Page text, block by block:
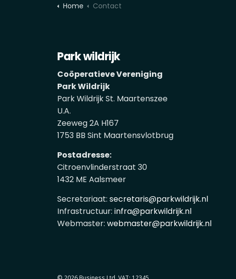
Home Contact
Park wildrijk
Coöperatieve Vereniging
Park Wildrijk
Park Wildrijk St. Maartenszee
U.A.
Zeeweg 2A H167
1753 BB Sint Maartensvlotbrug
Postadresse:
Citroenvlinderstraat 30
1432 ME Aalsmeer
Secretariaat: secretaris@parkwildrijk.nl
Infrastructuur: infra@parkwildrijk.nl
Webmaster: webmaster@parkwildrijk.nl